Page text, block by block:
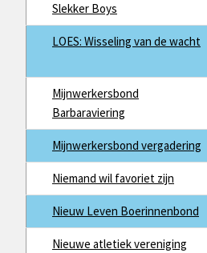
Slekker Boys
LOES: Wisseling van de wacht
Mijnwerkersbond
Barbaraviering
Mijnwerkersbond vergadering
Niemand wil favoriet zijn
Nieuw Leven Boerinnenbond
Nieuwe atletiek vereniging